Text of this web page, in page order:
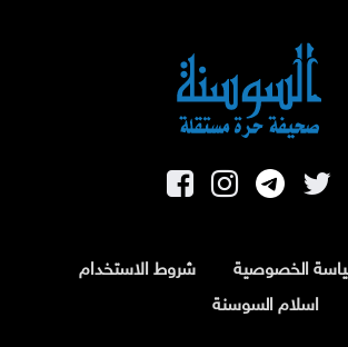
الخصوصية
شروط الاستخدام
اسلام السوسنة